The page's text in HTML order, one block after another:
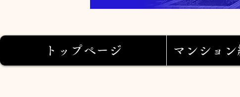
トップページ マンショ